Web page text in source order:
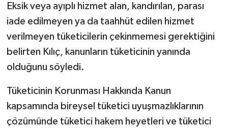
Eksik veya ayıplı hizmet alan, kandırılan, parası
iade edilmeyen ya da taahhüt edilen hizmet
verilmeyen tüketicilerin çekinmemesi gerektiğini
belirten Kılıç, kanunların tüketicinin yanında
olduğunu söyledi.
Tüketicinin Korunması Hakkında Kanun
kapsamında bireysel tüketici uyuşmazlıklarının
çözümünde tüketici hakem heyetleri ve tüketici